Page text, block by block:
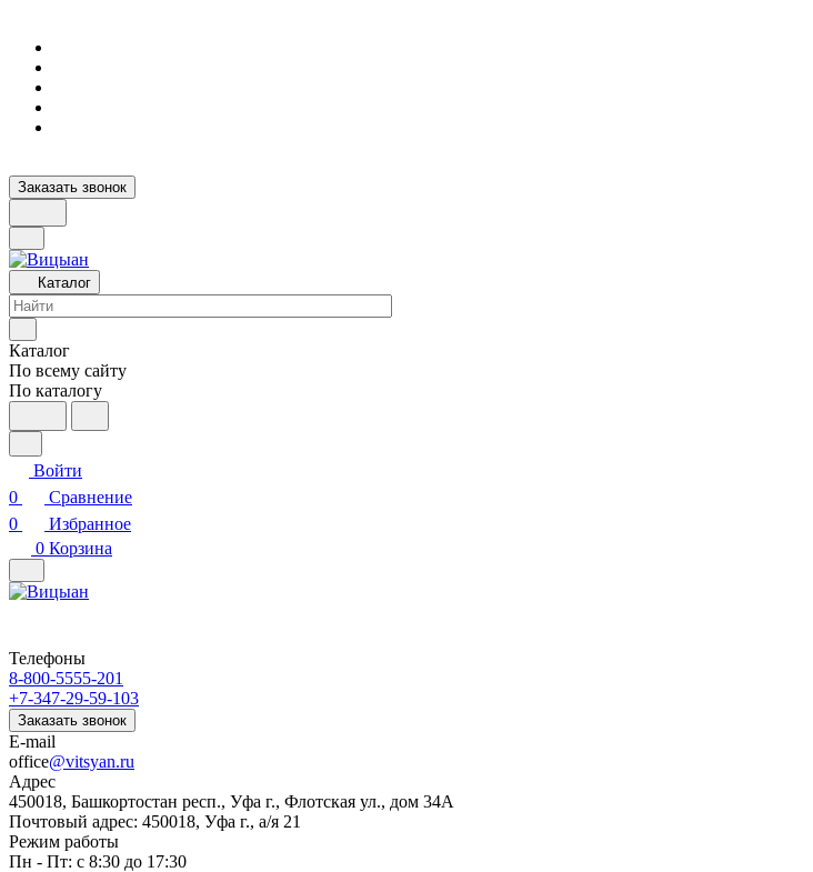
Заказать звонок
Каталог
Каталог
По всему сайту
По каталогу
Войти
0
Сравнение
0
Избранное
0 Корзина
Телефоны
8-800-5555-201
+7-347-29-59-103
Заказать звонок
E-mail
office@vitsyan.ru
Адрес
450018, Башкортостан респ., Уфа г., Флотская ул., дом 34А
Почтовый адрес: 450018, Уфа г., а/я 21
Режим работы
Пн - Пт: с 8:30 до 17:30